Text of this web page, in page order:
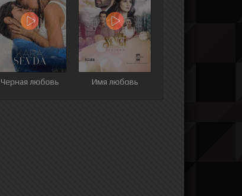
Черная любовь Имя любовь